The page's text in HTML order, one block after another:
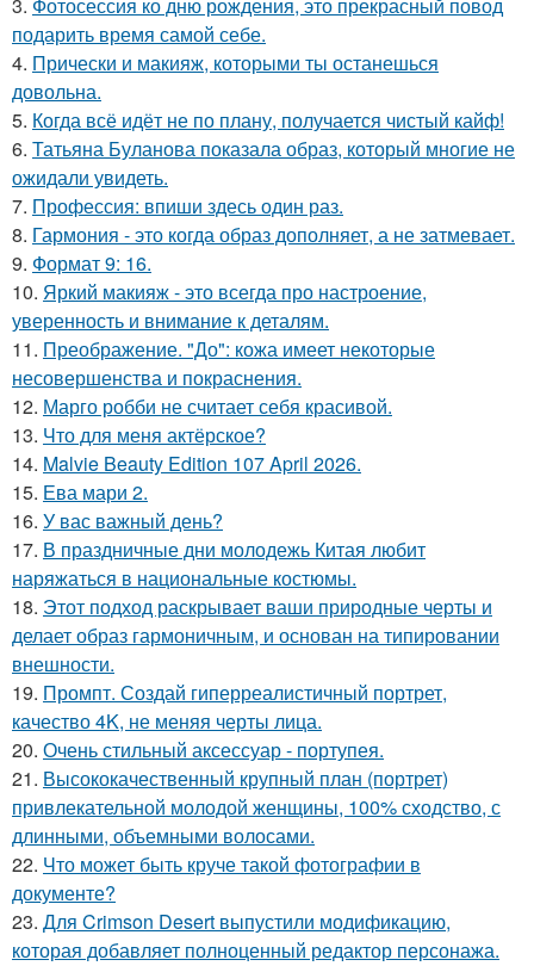
подарить время самой себе.
4. Прически и макияж, которыми ты останешься
довольна.
5. Когда всё идёт не по плану, получается чистый кайф!
6. Татьяна Буланова показала образ, который многие не
ожидали увидеть.
7. Профессия: впиши здесь один раз.
8. Гармония - это когда образ дополняет, а не затмевает.
9. Формат 9: 16.
10. Яркий макияж - это всегда про настроение,
уверенность и внимание к деталям.
11. Преображение. "До": кожа имеет некоторые
несовершенства и покраснения.
12. Марго робби не считает себя красивой.
13. Что для меня актёрское?
14. Malvie Beauty Edition 107 April 2026.
15. Ева мари 2.
16. У вас важный день?
17. В праздничные дни молодежь Китая любит
наряжаться в национальные костюмы.
18. Этот подход раскрывает ваши природные черты и
делает образ гармоничным, и основан на типировании
внешности.
19. Промпт. Создай гиперреалистичный портрет,
качество 4K, не меняя черты лица.
20. Очень стильный аксессуар - портупея.
21. Высококачественный крупный план (портрет)
привлекательной молодой женщины, 100% сходство, с
длинными, объемными волосами.
22. Что может быть круче такой фотографии в
документе?
23. Для Crimson Desert выпустили модификацию,
которая добавляет полноценный редактор персонажа.